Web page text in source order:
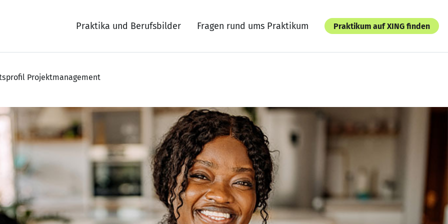
Praktika und Berufsbilder Fragen rund ums Praktikum Praktikum auf XING finden
Projektmanagement